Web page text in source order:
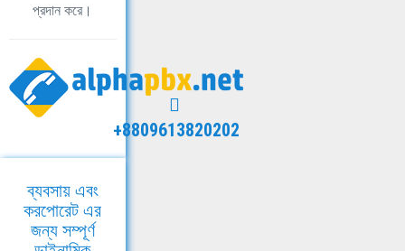
প্রদান করে।
+8809613820202
ব্যবসায় এবং
করপোরেট এর
জন্য সম্পূর্ণ